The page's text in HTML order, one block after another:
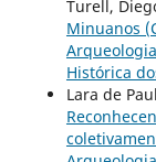
Turell,
Minuanos
Histórica
Lara de